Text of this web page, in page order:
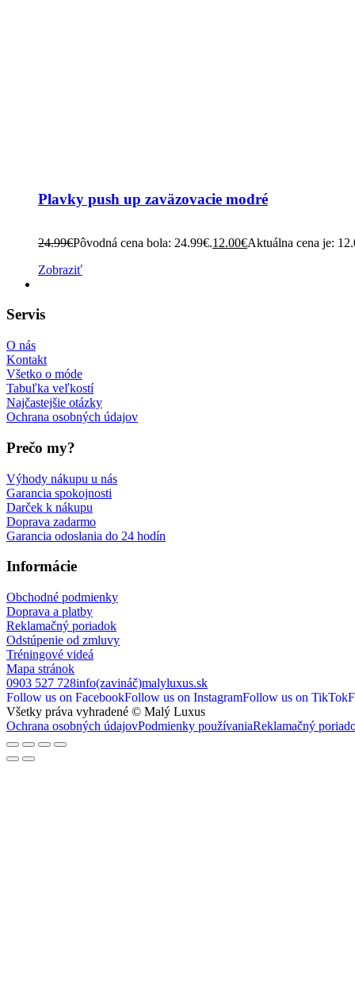
Plavky push up zaväzovacie modré
24.99€Pôvodná cena bola: 24.99€.12.00€Aktuálna cena je:
Zobraziť
Servis
O nás
Kontakt
Všetko o móde
Tabuľka veľkostí
Najčastejšie otázky
Ochrana osobných údajov
Prečo my?
Výhody nákupu u nás
Garancia spokojnosti
Darček k nákupu
Doprava zadarmo
Garancia odoslania do 24 hodín
Informácie
Obchodné podmienky
Doprava a platby
Reklamačný poriadok
Odstúpenie od zmluvy
Tréningové videá
Mapa stránok
0903 527 728info(zavináč)malyluxus.sk
Follow us on FacebookFollow us on InstagramFollow us on TikTok
Všetky práva vyhradené © Malý Luxus
Ochrana osobných údajovPodmienky používaniaReklamačný